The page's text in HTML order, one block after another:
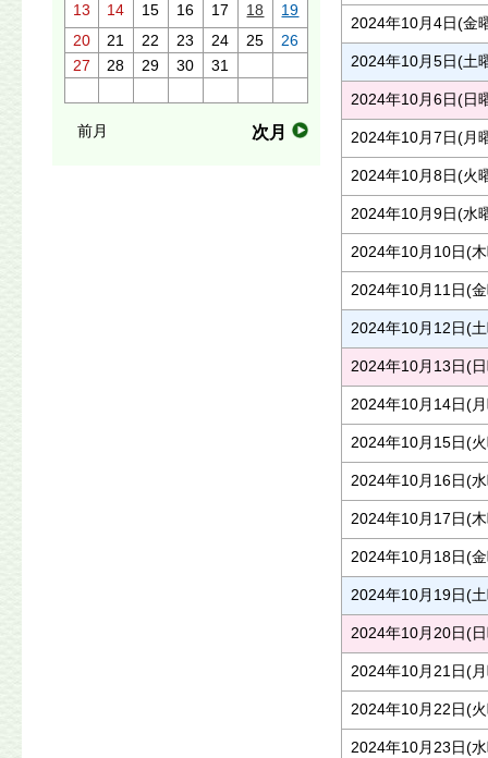
13
14 15 16 17 18
19
20
21 22 23 24 25
26
27
28 29 30 31
前月 次月
2024年10月4日(金
2024年10月5日(土
2024年10月6日(日
2024年10月7日(月
2024年10月8日(火
2024年10月9日(水
2024年10月10日(
2024年10月11日(
2024年10月12日(
2024年10月13日(
2024年10月14日(
2024年10月15日(
2024年10月16日(
2024年10月17日(
2024年10月18日(
2024年10月19日(
2024年10月20日(
2024年10月21日(
2024年10月22日(
2024年10月23日(